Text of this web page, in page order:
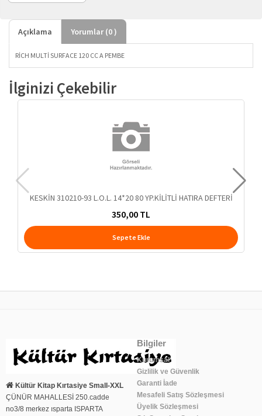
Açıklama Yorumlar (0)
RİCH MULTİ SURFACE 120 CC A PEMBE
İlginizi Çekebilir
KESKİN 310210-93 L.O.L. 14*20 80 YP.KİLİTLİ HATIRA DEFTERİ
350,00 TL
Sepete Ekle
Kültür Kitap Kırtasiye Small-XXL
ÇÜNÜR MAHALLESİ 250.cadde
no3/8 merkez ısparta ISPARTA
Bilgiler
Kurumsal
Gizlilik ve Güvenlik
Garanti İade
Mesafeli Satış Sözleşmesi
Üyelik Sözleşmesi